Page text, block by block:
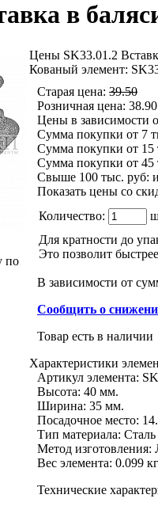
в
по
Цены SK33.01.2
Кованый элемент:
Старая цена: 39.50
Розничная цена: 38.90
Цены в зависимости
Сумма покупки от 7
Сумма покупки от 15
Сумма покупки от 45
Свыше 100 тыс. руб:
Показать цены со
Количество:
Для кратности до
Это позволит
В зависимости от
Сообщить о
Товар есть в наличии
Характеристики
Артикул элемента:
Высота: 40 мм.
Ширина: 35 мм.
Посадочное место:
Тип материала: Сталь
Метод изготовления:
Вес элемента: 0.099
Технические